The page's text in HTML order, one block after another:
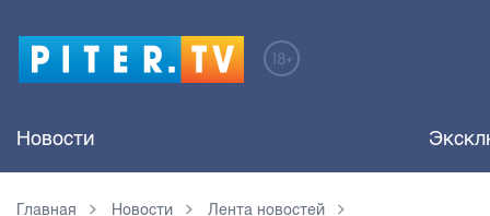
Новости
Главная Новости Лента новостей